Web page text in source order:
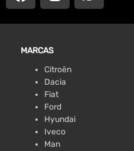
MARCAS
Citroën
Dacia
Fiat
Ford
Hyundai
Iveco
Man